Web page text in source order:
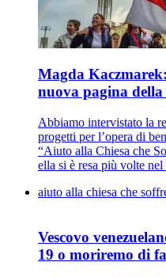
Magda
nuova pagina della
Abbiamo intervistato la
progetti per l’opera di
“Aiuto alla Chiesa che
ella si è resa più volte nel
aiuto alla chiesa che
Vescovo
19 o moriremo di